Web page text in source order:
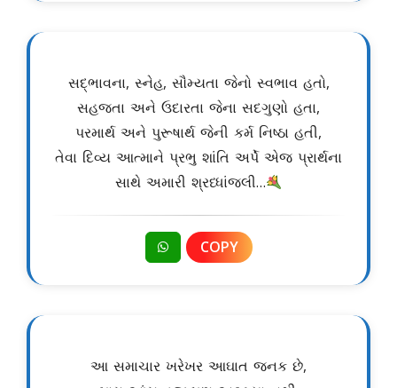
સદ્ભાવના, સ્નેહ, સૌમ્યતા જેનો સ્વભાવ હતો,
સહજતા અને ઉદારતા જેના સદગુણો હતા,
પરમાર્થ અને પુરૂષાર્થ જેની કર્મ નિષ્ઠા હતી,
તેવા દિવ્ય આત્માને પ્રભુ શાંતિ અર્પે એજ પ્રાર્થના
સાથે અમારી શ્રધ્ધાંજલી…
COPY
આ સમાચાર ખરેખર આઘાત જનક છે,